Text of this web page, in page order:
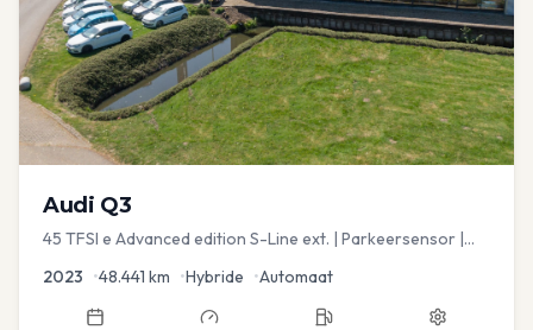
Audi Q3
45 TFSI e Advanced edition S-Line ext. | Parkeersensor |
2023 •48.441 km •Hybride •Automaat